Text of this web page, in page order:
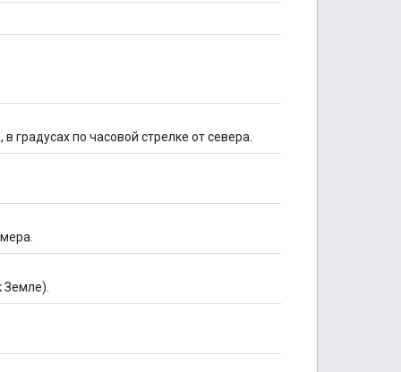
градусах по часовой стрелке от севера.
Земле).